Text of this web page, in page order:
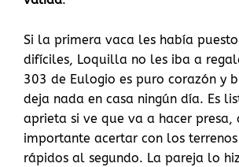
Si la primera vaca les había
difíciles, Loquilla no les iba a
303 de Eulogio es puro corazón y
deja nada en casa ningún día. Es
aprieta si ve que va a hacer presa,
importante acertar con los
rápidos al segundo. La pareja lo